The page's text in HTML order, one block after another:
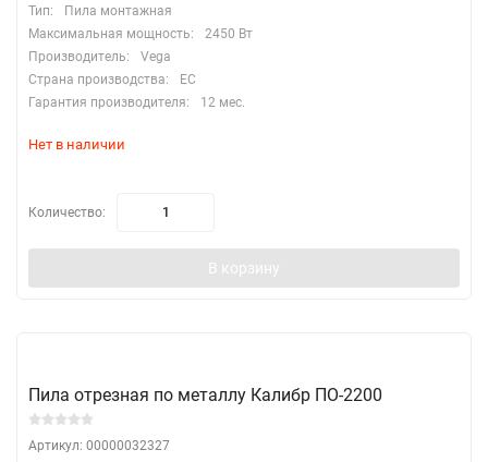
Тип:
Пила монтажная
Максимальная мощность:
2450 Вт
Производитель:
Vega
Страна производства:
EC
Гарантия производителя:
12 мес.
Нет в наличии
Количество:
В корзину
Пила отрезная по металлу Калибр ПО-2200
Артикул: 00000032327